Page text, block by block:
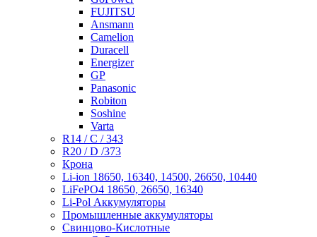
FUJITSU
Ansmann
Camelion
Duracell
Energizer
GP
Panasonic
Robiton
Soshine
Varta
R14 / C / 343
R20 / D /373
Крона
Li-ion 18650, 16340, 14500, 26650, 10440
LiFePO4 18650, 26650, 16340
Li-Pol Аккумуляторы
Промышленные аккумуляторы
Свинцово-Кислотные